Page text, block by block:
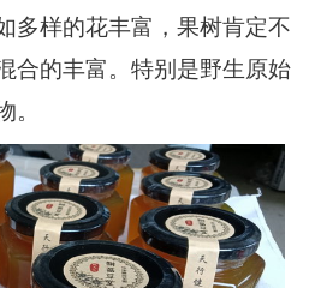
多样的花丰富，果树肯定不
合的丰富。特别是野生原始
。